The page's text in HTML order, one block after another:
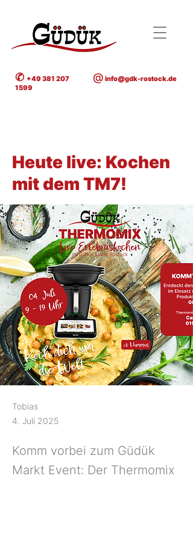
✆ +49 381 207
1599
@ info@gdk-rostock.de
Heute live: Kochen
mit dem TM7!
Tobias
4. Juli 2025
Komm vorbei zum Güdük
Markt Event: Der Thermomix